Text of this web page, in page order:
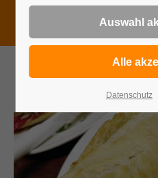
Baguettes
Datenschutz